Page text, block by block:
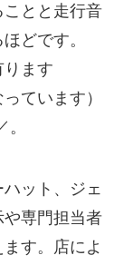
とと走行音
どです。
ります
ています）
ット、ジェ
専門担当者
す。店によ